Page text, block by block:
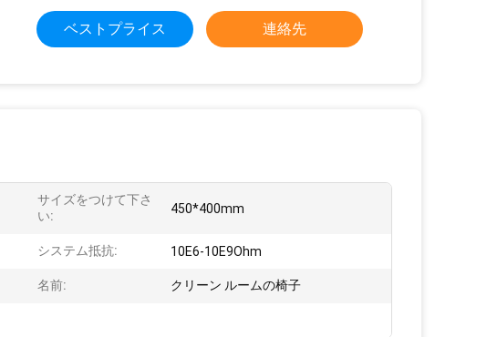
ベストプライス 連絡先
サイズをつけて下さ
い:
450*400mm
システム抵抗: 10E6-10E9Ohm
名前: クリーン ルームの椅子